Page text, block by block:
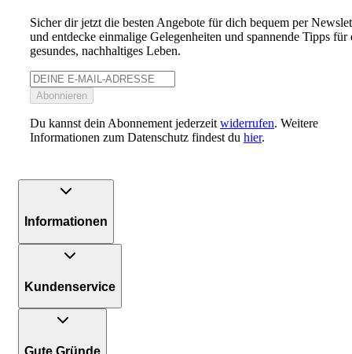
Sicher dir jetzt die besten Angebote für dich bequem per
und entdecke einmalige Gelegenheiten und spannende Tipps für
gesundes, nachhaltiges Leben.
Abonnieren
Du kannst dein Abonnement jederzeit widerrufen. Weitere
Informationen zum Datenschutz findest du hier.
Informationen
Kundenservice
Gute Gründe